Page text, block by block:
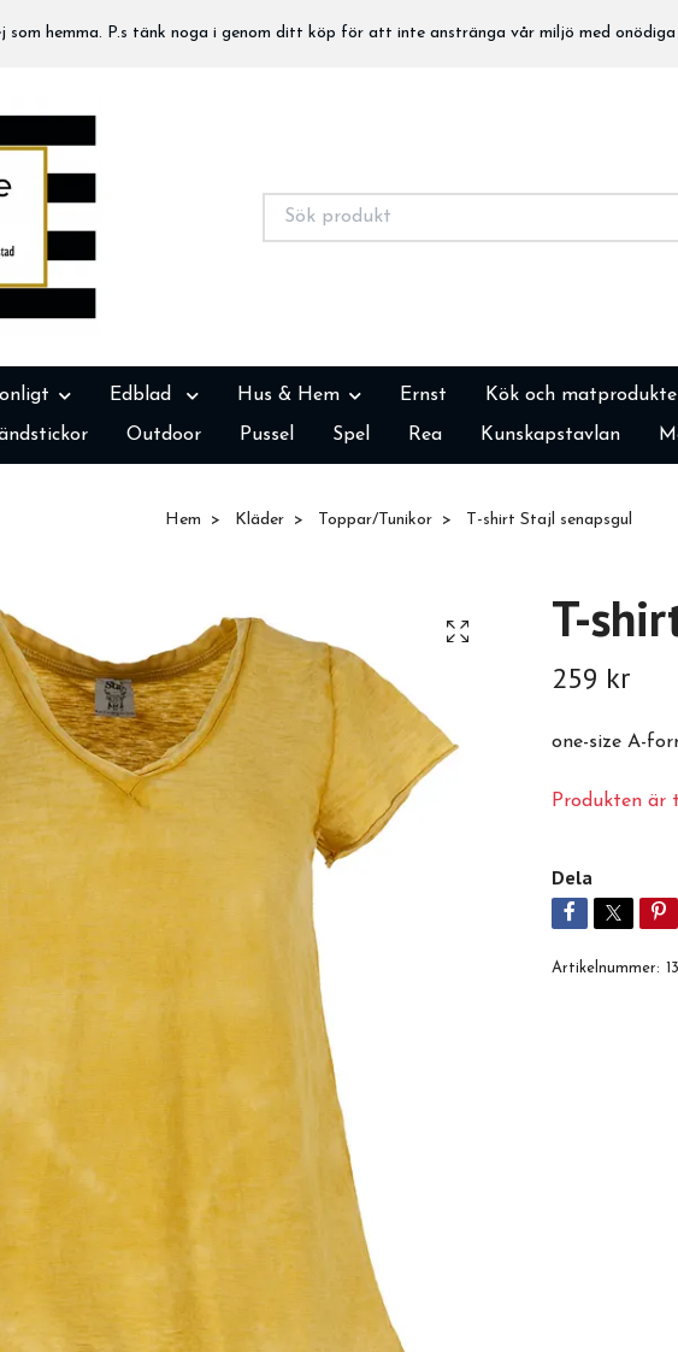
som hemma. P.s tänk noga i genom ditt köp för att inte anstränga vår miljö med
Edblad Hus & Hem Ernst Kök och
Outdoor Pussel Spel Rea Kunskapstavlan
Hem Kläder Toppar/Tunikor T-shirt Stajl senapsgul
T-
259 kr
one-size A-
Produkten är
Dela
Artikelnummer: